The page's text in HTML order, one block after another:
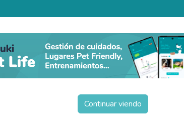
Continuar viendo